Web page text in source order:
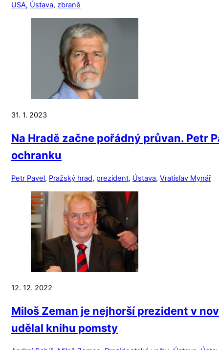
USA, Ústava, zbraně
31. 1. 2023
Na Hradě začne pořádný průvan. Petr
ochranku
Petr Pavel, Pražský hrad, prezident, Ústava, Vratislav Mynář
12. 12. 2022
Miloš Zeman je nejhorší prezident v
udělal knihu pomsty